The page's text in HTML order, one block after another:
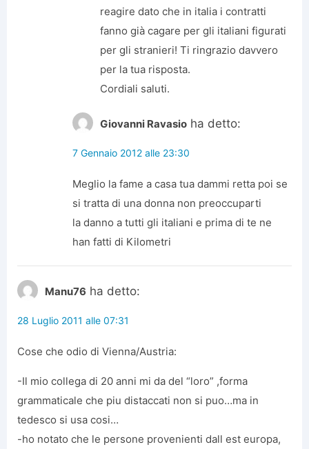
reagire dato che in italia i contratti
fanno già cagare per gli italiani figurati
per gli stranieri! Ti ringrazio davvero
per la tua risposta.
Cordiali saluti.
Giovanni Ravasio ha detto:
7 Gennaio 2012 alle 23:30
Meglio la fame a casa tua dammi retta poi se
si tratta di una donna non preoccuparti
la danno a tutti gli italiani e prima di te ne
han fatti di Kilometri
Manu76 ha detto:
28 Luglio 2011 alle 07:31
Cose che odio di Vienna/Austria:
-Il mio collega di 20 anni mi da del “loro” ,forma
grammaticale che piu distaccati non si puo…ma in
tedesco si usa cosi…
-ho notato che le persone provenienti dall est europa,